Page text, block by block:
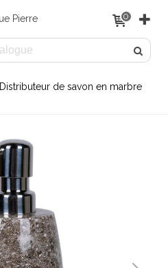
0
Distributeur de savon en marbre